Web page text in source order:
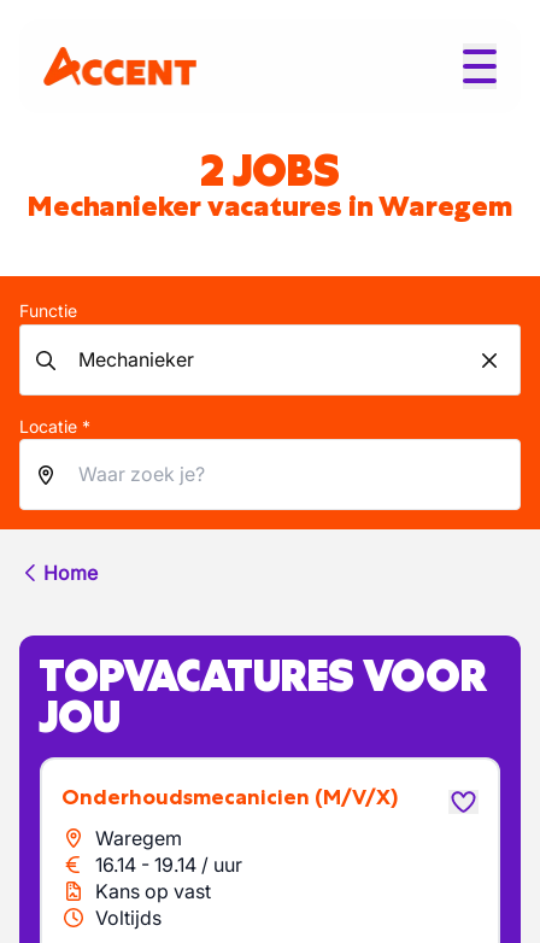
2 JOBS
Mechanieker vacatures in Waregem
Functie
Locatie *
Home
TOPVACATURES VOOR
JOU
Onderhoudsmecanicien (M/V/X)
Waregem
16.14 - 19.14 / uur
Kans op vast
Voltijds